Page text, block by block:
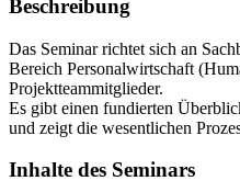
Beschreibung
Das Seminar richtet sich an
Bereich Personalwirtschaft
Projektteammitglieder.
Es gibt einen fundierten
und zeigt die wesentlichen
Inhalte des Seminars